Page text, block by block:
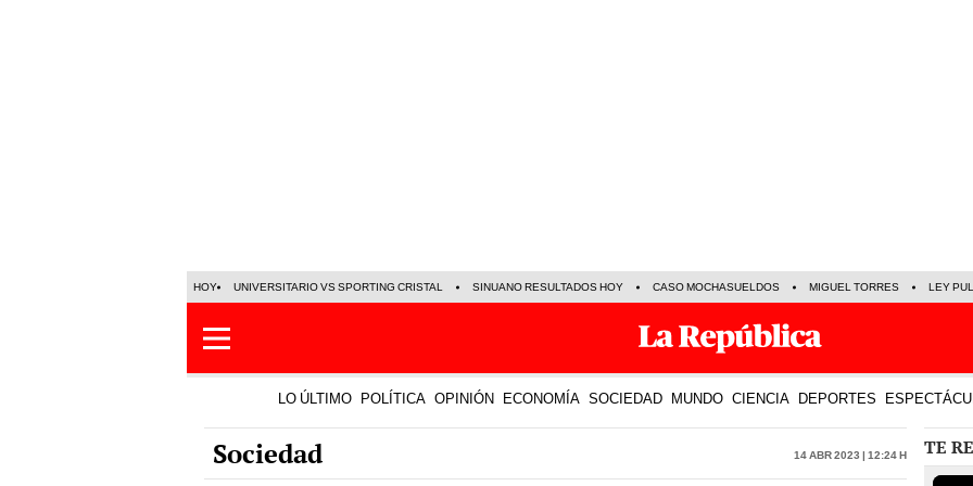
HOY UNIVERSITARIO VS SPORTING CRISTAL SINUANO RESULTADOS HOY CASO MOCHASUELDOS MIGUEL TORRES LEY
LO ÚLTIMO POLÍTICA OPINIÓN ECONOMÍA SOCIEDAD MUNDO CIENCIA DEPORTES
Sociedad 14 Abr 2023 | 12:24 h TE